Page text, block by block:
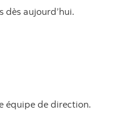
dès aujourd’hui.
équipe de direction.